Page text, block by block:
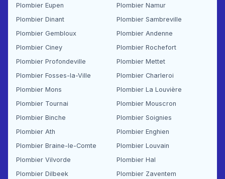
Plombier Eupen
Plombier Namur
Plombier Dinant
Plombier Sambreville
Plombier Gembloux
Plombier Andenne
Plombier Ciney
Plombier Rochefort
Plombier Profondeville
Plombier Mettet
Plombier Fosses-la-Ville
Plombier Charleroi
Plombier Mons
Plombier La Louvière
Plombier Tournai
Plombier Mouscron
Plombier Binche
Plombier Soignies
Plombier Ath
Plombier Enghien
Plombier Braine-le-Comte
Plombier Louvain
Plombier Vilvorde
Plombier Hal
Plombier Dilbeek
Plombier Zaventem